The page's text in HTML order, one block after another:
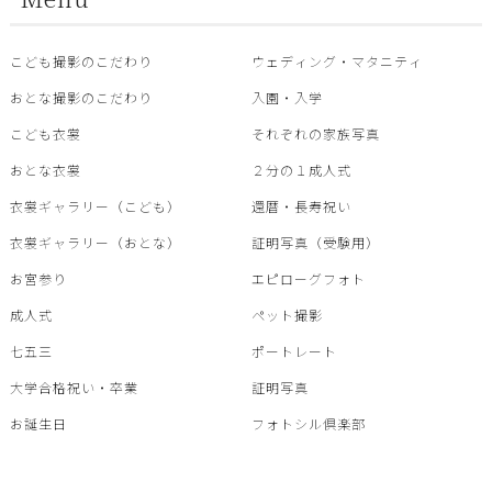
こども撮影のこだわり
おとな撮影のこだわり
こども衣裳
おとな衣裳
衣裳ギャラリー（こども）
衣裳ギャラリー（おとな）
お宮参り
成人式
七五三
大学合格祝い・卒業
お誕生日
ウェディング・マタニティ
入園・入学
それぞれの家族写真
２分の１成人式
還暦・⾧寿祝い
証明写真（受験用）
エピローグフォト
ペット撮影
ポートレート
証明写真
フォトシル倶楽部